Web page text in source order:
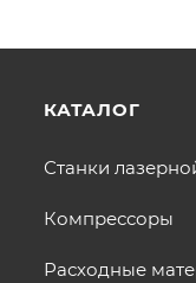
КАТАЛОГ
Станки
Компрессоры
Расходные